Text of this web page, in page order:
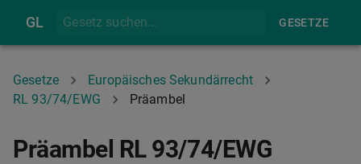
GL GESETZE
Gesetze
Europäisches Sekundärrecht
RL 93/74/EWG
Präambel
Präambel RL 93/74/EWG